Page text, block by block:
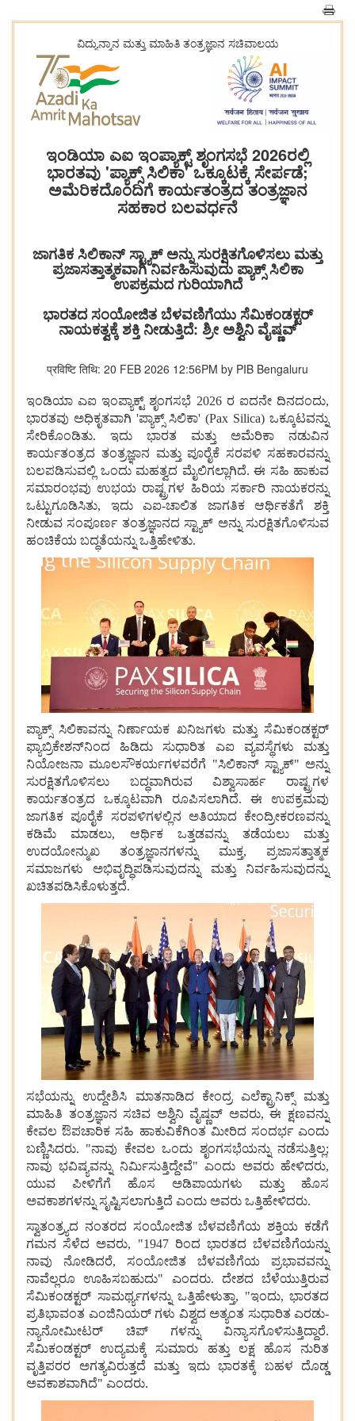
ವಿದ್ಯುನ್ಮಾನ ಮತ್ತು ಮಾಹಿತಿ ತಂತ್ರಜ್ಞಾನ ಸಚಿವಾಲಯ
ಇಂಡಿಯಾ ಎಐ ಇಂಪ್ಯಾಕ್ಟ್ ಶೃಂಗಸಭೆ 2026ರಲ್ಲಿ
ಭಾರತವು 'ಪ್ಯಾಕ್ಸ್ ಸಿಲಿಕಾ' ಒಕ್ಕೂಟಕ್ಕೆ ಸೇರ್ಪಡೆ;
ಅಮೆರಿಕದೊಂದಿಗೆ ಕಾರ್ಯತಂತ್ರದ ತಂತ್ರಜ್ಞಾನ
ಸಹಕಾರ ಬಲವರ್ಧನೆ
ಜಾಗತಿಕ ಸಿಲಿಕಾನ್ ಸ್ಟ್ಯಾಕ್ ಅನ್ನು ಸುರಕ್ಷಿತಗೊಳಿಸಲು ಮತ್ತು
ಪ್ರಜಾಸತ್ತಾತ್ಮಕವಾಗಿ ನಿರ್ವಹಿಸುವುದು ಪ್ಯಾಕ್ಸ್ ಸಿಲಿಕಾ
ಉಪಕ್ರಮದ ಗುರಿಯಾಗಿದೆ
ಭಾರತದ ಸಂಯೋಜಿತ ಬೆಳವಣಿಗೆಯು ಸೆಮಿಕಂಡಕ್ಟರ್
ನಾಯಕತ್ವಕ್ಕೆ ಶಕ್ತಿ ನೀಡುತ್ತಿದೆ: ಶ್ರೀ ಅಶ್ವಿನಿ ವೈಷ್ಣವ್
प्रविष्टि तिथि: 20 FEB 2026 12:56PM by PIB Bengaluru
ಇಂಡಿಯಾ ಎಐ ಇಂಪ್ಯಾಕ್ಟ್ ಶೃಂಗಸಭೆ 2026 ರ ಐದನೇ ದಿನದಂದು,
ಭಾರತವು ಅಧಿಕೃತವಾಗಿ 'ಪ್ಯಾಕ್ಸ್ ಸಿಲಿಕಾ' (Pax Silica) ಒಕ್ಕೂಟವನ್ನು
ಸೇರಿಕೊಂಡಿತು. ಇದು ಭಾರತ ಮತ್ತು ಅಮೆರಿಕಾ ನಡುವಿನ
ಕಾರ್ಯತಂತ್ರದ ತಂತ್ರಜ್ಞಾನ ಮತ್ತು ಪೂರೈಕೆ ಸರಪಳಿ ಸಹಕಾರವನ್ನು
ಬಲಪಡಿಸುವಲ್ಲಿ ಒಂದು ಮಹತ್ವದ ಮೈಲಿಗಲ್ಲಾಗಿದೆ. ಈ ಸಹಿ ಹಾಕುವ
ಸಮಾರಂಭವು ಉಭಯ ರಾಷ್ಟ್ರಗಳ ಹಿರಿಯ ಸರ್ಕಾರಿ ನಾಯಕರನ್ನು
ಒಟ್ಟುಗೂಡಿಸಿತು, ಇದು ಎಐ-ಚಾಲಿತ ಜಾಗತಿಕ ಆರ್ಥಿಕತೆಗೆ ಶಕ್ತಿ
ನೀಡುವ ಸಂಪೂರ್ಣ ತಂತ್ರಜ್ಞಾನದ ಸ್ಟ್ಯಾಕ್‌ ಅನ್ನು ಸುರಕ್ಷಿತಗೊಳಿಸುವ
ಹಂಚಿಕೆಯ ಬದ್ಧತೆಯನ್ನು ಒತ್ತಿಹೇಳಿತು.
ಪ್ಯಾಕ್ಸ್ ಸಿಲಿಕಾವನ್ನು ನಿರ್ಣಾಯಕ ಖನಿಜಗಳು ಮತ್ತು ಸೆಮಿಕಂಡಕ್ಟರ್
ಫ್ಯಾಬ್ರಿಕೇಶನ್‌ನಿಂದ ಹಿಡಿದು ಸುಧಾರಿತ ಎಐ ವ್ಯವಸ್ಥೆಗಳು ಮತ್ತು
ನಿಯೋಜನಾ ಮೂಲಸೌಕರ್ಯಗಳವರೆಗೆ "ಸಿಲಿಕಾನ್ ಸ್ಟ್ಯಾಕ್" ಅನ್ನು
ಸುರಕ್ಷಿತಗೊಳಿಸಲು ಬದ್ಧವಾಗಿರುವ ವಿಶ್ವಾಸಾರ್ಹ ರಾಷ್ಟ್ರಗಳ
ಕಾರ್ಯತಂತ್ರದ ಒಕ್ಕೂಟವಾಗಿ ರೂಪಿಸಲಾಗಿದೆ. ಈ ಉಪಕ್ರಮವು
ಜಾಗತಿಕ ಪೂರೈಕೆ ಸರಪಳಿಗಳಲ್ಲಿನ ಅತಿಯಾದ ಕೇಂದ್ರೀಕರಣವನ್ನು
ಕಡಿಮೆ ಮಾಡಲು, ಆರ್ಥಿಕ ಒತ್ತಡವನ್ನು ತಡೆಯಲು ಮತ್ತು
ಉದಯೋನ್ಮುಖ ತಂತ್ರಜ್ಞಾನಗಳನ್ನು ಮುಕ್ತ, ಪ್ರಜಾಸತ್ತಾತ್ಮಕ
ಸಮಾಜಗಳು ಅಭಿವೃದ್ಧಿಪಡಿಸುವುದನ್ನು ಮತ್ತು ನಿರ್ವಹಿಸುವುದನ್ನು
ಖಚಿತಪಡಿಸಿಕೊಳುತ್ತದೆ.
ಸಭೆಯನ್ನು ಉದ್ದೇಶಿಸಿ ಮಾತನಾಡಿದ ಕೇಂದ್ರ ಎಲೆಕ್ಟ್ರಾನಿಕ್ಸ್ ಮತ್ತು
ಮಾಹಿತಿ ತಂತ್ರಜ್ಞಾನ ಸಚಿವ ಅಶ್ವಿನಿ ವೈಷ್ಣವ್ ಅವರು, ಈ ಕ್ಷಣವನ್ನು
ಕೇವಲ ಔಪಚಾರಿಕ ಸಹಿ ಹಾಕುವಿಕೆಗಿಂತ ಮೀರಿದ ಸಂದರ್ಭ ಎಂದು
ಬಣ್ಣಿಸಿದರು. "ನಾವು ಕೇವಲ ಒಂದು ಶೃಂಗಸಭೆಯನ್ನು ನಡೆಸುತ್ತಿಲ್ಲ;
ನಾವು ಭವಿಷ್ಯವನ್ನು ನಿರ್ಮಿಸುತ್ತಿದ್ದೇವೆ" ಎಂದು ಅವರು ಹೇಳಿದರು,
ಯುವ ಪೀಳಿಗೆಗೆ ಹೊಸ ಅಡಿಪಾಯಗಳು ಮತ್ತು ಹೊಸ
ಅವಕಾಶಗಳನ್ನು ಸೃಷ್ಟಿಸಲಾಗುತ್ತಿದೆ ಎಂದು ಅವರು ಒತ್ತಿಹೇಳಿದರು.
ಸ್ವಾತಂತ್ರ್ಯದ ನಂತರದ ಸಂಯೋಜಿತ ಬೆಳವಣಿಗೆಯ ಶಕ್ತಿಯ ಕಡೆಗೆ
ಗಮನ ಸೆಳೆದ ಅವರು, "1947 ರಿಂದ ಭಾರತದ ಬೆಳವಣಿಗೆಯನ್ನು
ನಾವು ನೋಡಿದರೆ, ಸಂಯೋಜಿತ ಬೆಳವಣಿಗೆಯ ಪ್ರಭಾವವನ್ನು
ನಾವೆಲ್ಲರೂ ಊಹಿಸಬಹುದು" ಎಂದರು. ದೇಶದ ಬೆಳೆಯುತ್ತಿರುವ
ಸೆಮಿಕಂಡಕ್ಟರ್ ಸಾಮರ್ಥ್ಯಗಳನ್ನು ಒತ್ತಿಹೇಳುತ್ತಾ, "ಇಂದು, ಭಾರತದ
ಪ್ರತಿಭಾವಂತ ಎಂಜಿನಿಯರ್‌ ಗಳು ವಿಶ್ವದ ಅತ್ಯಂತ ಸುಧಾರಿತ ಎರಡು-
ನ್ಯಾನೋಮೀಟರ್ ಚಿಪ್‌ ಗಳನ್ನು ವಿನ್ಯಾಸಗೊಳಿಸುತ್ತಿದ್ದಾರೆ.
ಸೆಮಿಕಂಡಕ್ಟರ್ ಉದ್ಯಮಕ್ಕೆ ಸುಮಾರು ಹತ್ತು ಲಕ್ಷ ಹೊಸ ನುರಿತ
ವೃತ್ತಿಪರರ ಅಗತ್ಯವಿರುತ್ತದೆ ಮತ್ತು ಇದು ಭಾರತಕ್ಕೆ ಬಹಳ ದೊಡ್ಡ
ಅವಕಾಶವಾಗಿದೆ" ಎಂದರು.